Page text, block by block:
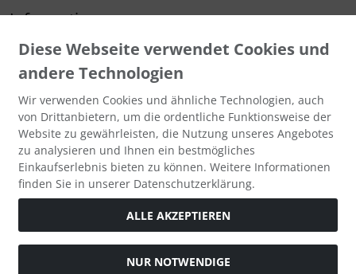
Informationen
Matomo Statistik
Zahlungsmethoden
Social Media
Diese Webseite verwendet Cookies und
andere Technologien
Wir verwenden Cookies und ähnliche Technologien, auch
von Drittanbietern, um die ordentliche Funktionsweise der
Website zu gewährleisten, die Nutzung unseres Angebotes
zu analysieren und Ihnen ein bestmögliches
Einkaufserlebnis bieten zu können. Weitere Informationen
finden Sie in unserer Datenschutzerklärung.
ALLE AKZEPTIEREN
NUR NOTWENDIGE